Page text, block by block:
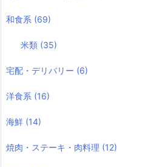
和食系 (69)
米類 (35)
宅配・デリバリー (6)
洋食系 (16)
海鮮 (14)
焼肉・ステーキ・肉料理 (12)